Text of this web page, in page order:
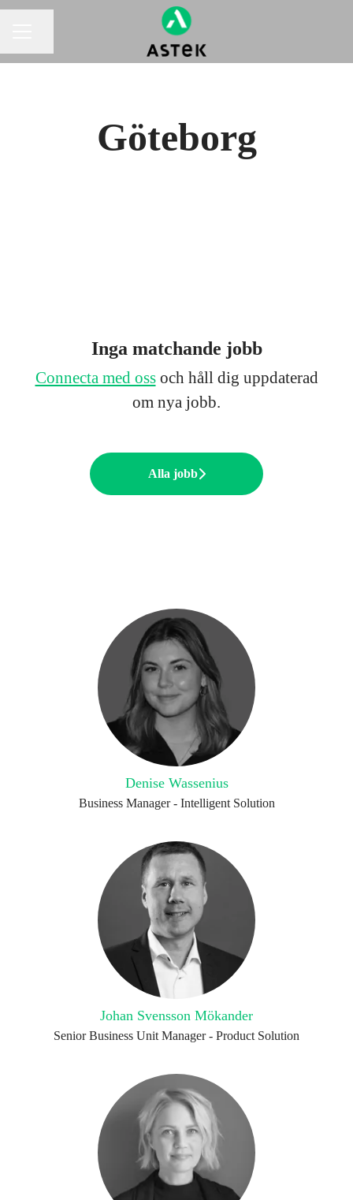
Göteborg
Inga matchande jobb
Connecta med ossoch håll dig uppdaterad
om nya jobb.
Alla jobb
Denise Wassenius
Business Manager - Intelligent Solution
Johan Svensson Mökander
Senior Business Unit Manager - Product Solution